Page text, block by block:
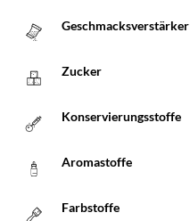
Geschmacksverstärker
Zucker
Konservierungsstoffe
Aromastoffe
Farbstoffe